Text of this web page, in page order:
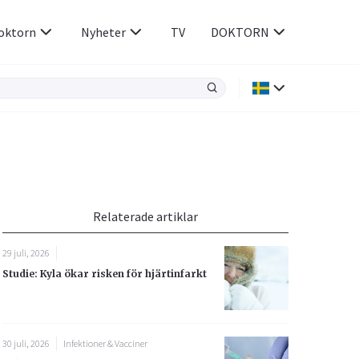
Rökavvänjning
Rörelseapparaten
Sex & Samliv
Sömn & Stress
Nyheter TV DOKTORN
Relaterade artiklar
29 juli, 2026
Studie: Kyla ökar risken för hjärtinfarkt
30 juli, 2026
Infektioner & Vacciner